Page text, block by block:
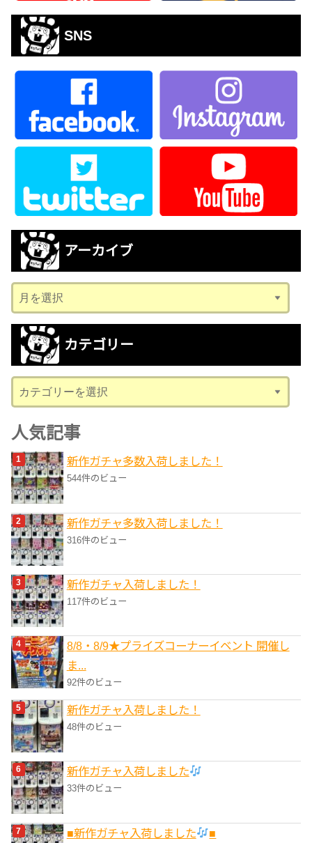
SNS
アーカイブ
ー
カ
ブ
カテゴリー
テ
ゴ
リ
ー
人気記事
新作ガチャ多数入荷しました！
544件のビュー
新作ガチャ多数入荷しました！
316件のビュー
新作ガチャ入荷しました！
117件のビュー
8/8・8/9★プライズコーナーイベント 開催し
ま...
92件のビュー
新作ガチャ入荷しました！
48件のビュー
新作ガチャ入荷しました
33件のビュー
■新作ガチャ入荷しました ■